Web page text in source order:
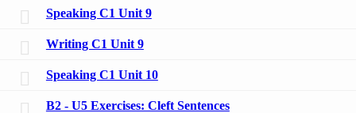
Speaking C1 Unit 9
Writing C1 Unit 9
Speaking C1 Unit 10
B2 - U5 Exercises: Cleft Sentences